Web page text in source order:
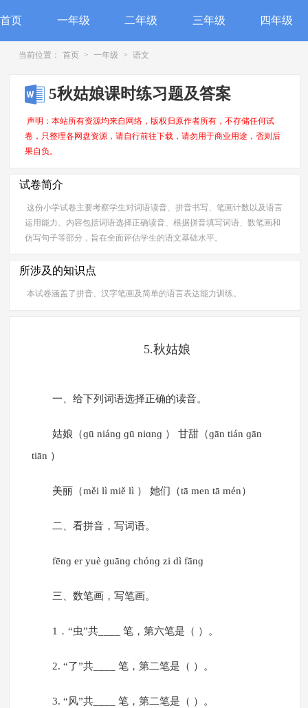
首页 一年级 二年级 三年级 四年级
当前位置： 首页 > 一年级 > 语文
5秋姑娘课时练习题及答案
声明：本站所有资源均来自网络，版权归原作者所有，不存储任何试
卷，只整理各网盘资源，请自行前往下载，请勿用于商业用途，否则后
果自负。
试卷简介
这份小学试卷主要考察学生对词语读音、拼音书写、笔画计数以及语言
运用能力。内容包括词语选择正确读音、根据拼音填写词语、数笔画和
仿写句子等部分，旨在全面评估学生的语文基础水平。
所涉及的知识点
本试卷涵盖了拼音、汉字笔画及简单的语言表达能力训练。
5.秋姑娘
一、给下列词语选择正确的读音。
姑娘（ɡū niánɡ ɡū niɑnɡ ） 甘甜（ɡān tián ɡān
tiān ）
美丽（měi lì miě lì ） 她们（tā men tā mén）
二、看拼音，写词语。
fēnɡ er yuè ɡuānɡ chónɡ zi dì fānɡ
三、数笔画，写笔画。
1．“虫”共____ 笔，第六笔是（ ）。
2. “了”共____ 笔，第二笔是（ ）。
3. “风”共____ 笔，第二笔是（ ）。